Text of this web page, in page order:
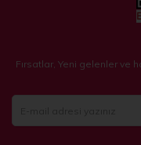
Fırsatlar, Yeni gelenler ve